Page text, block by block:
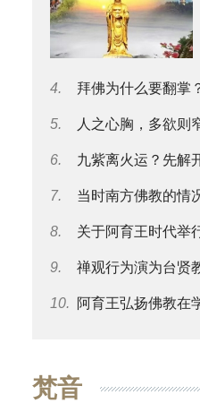
4. 拜佛为什么要翻掌
5. 人之心胸，多欲则
6. 九紫离火运？先解
7. 当时南方佛教的情
8. 关于阿育王时代举行的第三
9. 禅观行为演为台贤
10. 阿育王弘扬佛教在学术
梵音